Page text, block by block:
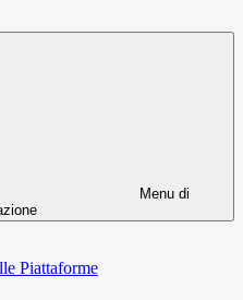
Menu di
Piattaforme